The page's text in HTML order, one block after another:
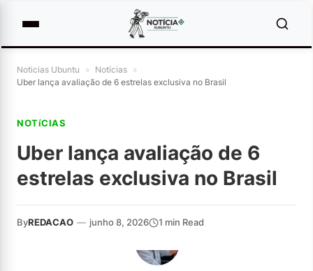
Noticias Ubuntu » Notícias »
Uber lança avaliação de 6 estrelas exclusiva no Brasil
NOTíCIAS
Uber lança avaliação de 6
estrelas exclusiva no Brasil
ByREDACAO — junho 8, 2026 1 min Read